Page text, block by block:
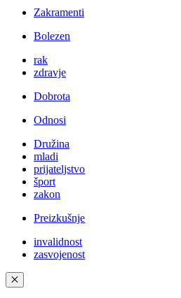
Zakramenti
Bolezen
rak
zdravje
Dobrota
Odnosi
Družina
mladi
prijateljstvo
šport
zakon
Preizkušnje
invalidnost
zasvojenost
✕